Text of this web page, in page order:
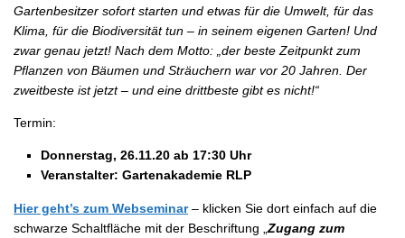
Gartenbesitzer sofort starten und etwas für die Umwelt, für das
Klima, für die Biodiversität tun – in seinem eigenen Garten! Und
zwar genau jetzt! Nach dem Motto: „der beste Zeitpunkt zum
Pflanzen von Bäumen und Sträuchern war vor 20 Jahren. Der
zweitbeste ist jetzt – und eine drittbeste gibt es nicht!“
Termin:
Donnerstag, 26.11.20 ab 17:30 Uhr
Veranstalter: Gartenakademie RLP
Hier geht’s zum Webseminar– klicken Sie dort einfach auf die
schwarze Schaltfläche mit der Beschriftung „Zugang zum